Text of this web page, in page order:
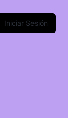
Iniciar Sesión